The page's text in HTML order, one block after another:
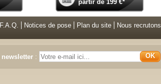
partir de199€*
F.A.Q. Notices de pose Plan du site
Nous recrutons
newsletter : OK